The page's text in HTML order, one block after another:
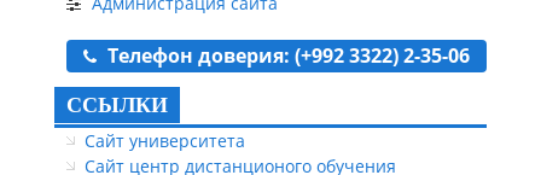
Телефон доверия: (+992 3322) 2-35-06
ССЫЛКИ
Сайт университета
Сайт центр дистанционого обучения